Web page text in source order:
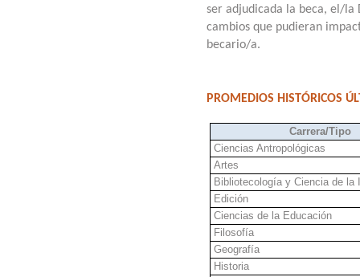
ser adjudicada la beca, el/
cambios que pudieran
becario/a.
PROMEDIOS HISTÓRICOS
Carrera/Tipo
Ciencias Antropológicas
Artes
Bibliotecología y Ciencia de la
Edición
Ciencias de la Educación
Filosofía
Geografía
Historia